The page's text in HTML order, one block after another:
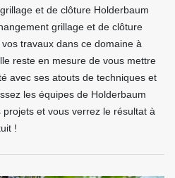
et de clôture Holderbaum
grillage et de clôture
travaux dans ce domaine à
reste en mesure de vous mettre
avec ses atouts de techniques et
les équipes de Holderbaum
et vous verrez le résultat à
!